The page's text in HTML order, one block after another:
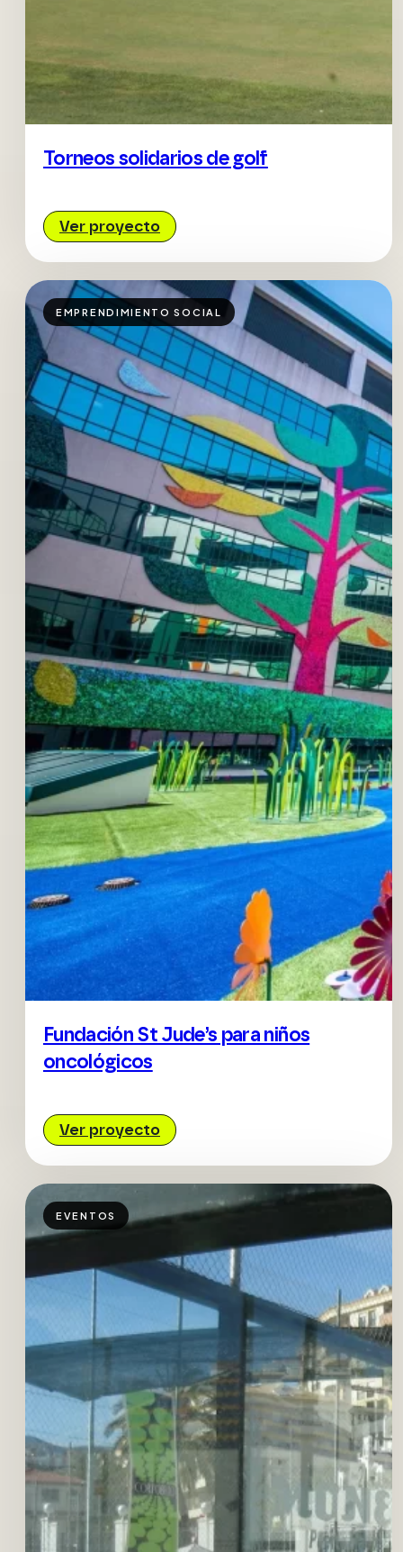
Torneos solidarios de golf
Ver proyecto
EMPRENDIMIENTO SOCIAL
Fundación St Jude’s para niños
oncológicos
Ver proyecto
EVENTOS